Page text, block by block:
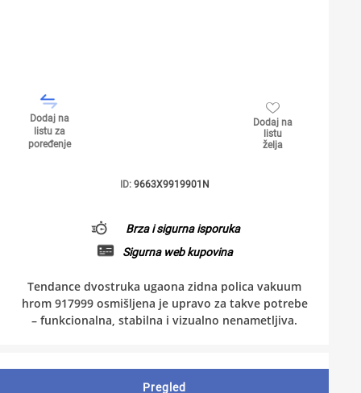
Dodaj na
listu za
poređenje
Dodaj na
listu
želja
ID: 9663X9919901N
Brza i sigurna isporuka
Sigurna web kupovina
Tendance dvostruka ugaona zidna polica vakuum
hrom 917999 osmišljena je upravo za takve potrebe
– funkcionalna, stabilna i vizualno nenametljiva.
Pregled